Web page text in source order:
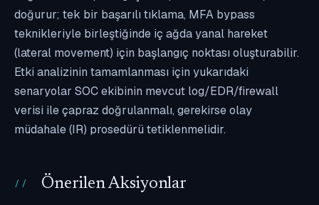
doğurur; tek bir başarılı tıklama, MFA bypass
teknikleriyle birleştiğinde iç ağda yanal hareket
(lateral movement) için başlangıç noktası oluşturabilir.
Etki analizinin tamamlanması için yukarıdaki
senaryolar SOC ekibinin mevcut log/EDR/firewall
verisi ile çapraz doğrulanmalı, gerekirse olay
müdahale (IR) prosedürü tetiklenmelidir.
Önerilen Aksiyonlar